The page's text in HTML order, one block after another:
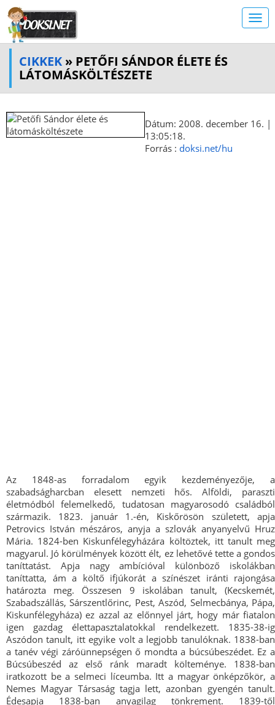
CIKKEK » PETŐFI SÁNDOR ÉLETE ÉS
LÁTOMÁSKÖLTÉSZETE
Dátum: 2008. december 16. |
13:05:18.
Forrás : doksi.net/hu
Az 1848-as forradalom egyik kezdeményezője, a
szabadságharcban elesett nemzeti hős. Alföldi, paraszti
életmódból felemelkedő, tudatosan magyarosodó családból
származik. 1823. január 1.-én, Kiskőrösön született, apja
Petrovics István mészáros, anyja a szlovák anyanyelvű Hruz
Mária. 1824-ben Kiskunfélegyházára költöztek, itt tanult meg
magyarul. Jó körülmények között élt, ez lehetővé tette a gondos
taníttatást. Apja nagy ambícióval különböző iskolákban
taníttatta, ám a költő ifjúkorát a színészet iránti rajongása
határozta meg. Összesen 9 iskolában tanult, (Kecskemét,
Szabadszállás, Sárszentlőrinc, Pest, Aszód, Selmecbánya, Pápa,
Kiskunfélegyháza) ez azzal az előnnyel járt, hogy már fiatalon
igen gazdag élettapasztalatokkal rendelkezett. 1835-38-ig
Aszódon tanult, itt egyike volt a legjobb tanulóknak. 1838-ban
a tanév végi záróünnepségen ő mondta a búcsúbeszédet. Ez a
Búcsúbeszéd az első ránk maradt költeménye. 1838-ban
iratkozott be a selmeci líceumba. Itt a magyar önképzőkör, a
Nemes Magyar Társaság tagja lett, azonban gyengén tanult.
Édesapja 1838-ban anyagilag tönkrement. 1839-től